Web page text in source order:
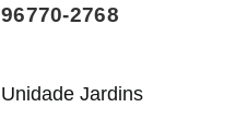
96770-2768
Unidade Jardins